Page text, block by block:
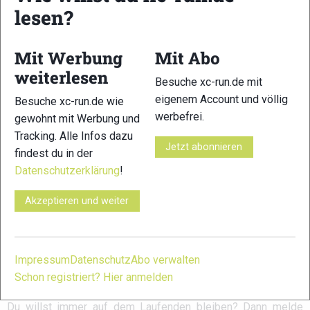
Trailrunning-Community und allem was du sonst noch über
deine Lieblingssportart wissen solltest.
ObTrailrunning-Anfänger oder Profi-Sportler, wir haben
immer ein offenes Ohr für dich! Du kannst uns jederzeit über
das
Kontaktformular erreichen.
Partner
xc-run.de in den sozialen Netzwerken
circle
xc-run.de Newsletter Anmeldung
Du willst immer auf dem Laufenden bleiben? Dann melde
lesen?
Mit Werbung
weiterlesen
Besuche xc-run.de wie
gewohnt mit Werbung und
Tracking. Alle Infos dazu
findest du in der
Datenschutzerklärung!
Akzeptieren und weiter
Mit Abo
Besuche xc-run.de mit
eigenem Account und völlig
werbefrei.
Jetzt abonnieren
ImpressumDatenschutzAbo verwalten
Schon registriert? Hier anmelden